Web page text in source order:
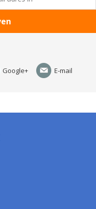
Google+ E-mail